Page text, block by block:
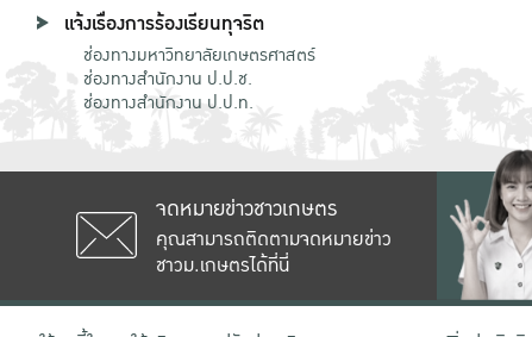
แจ้งเรื่องการร้องเรียนทุจริต
ช่องทางมหาวิทยาลัยเกษตรศาสตร์
ช่องทางสำนักงาน ป.ป.ช.
ช่องทางสำนักงาน ป.ป.ท.
จดหมายข่าวชาวเกษตร
คุณสามารถติดตามจดหมายข่าว
ชาวม.เกษตรได้ที่นี่